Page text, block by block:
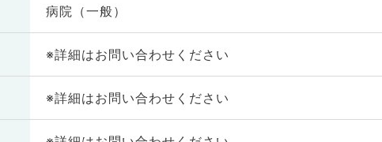
病院（一般）
※詳細はお問い合わせください
※詳細はお問い合わせください